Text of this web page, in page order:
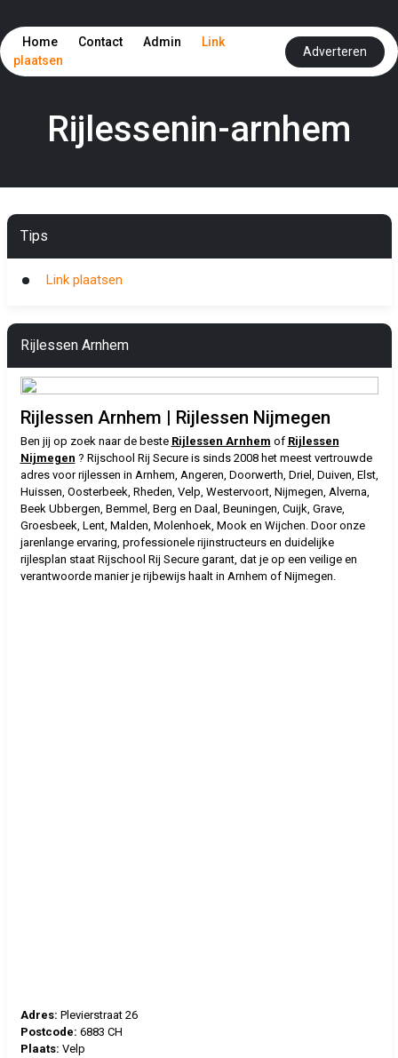
Home Contact Admin
Link
plaatsen
Adverteren
Rijlessenin-arnhem
Tips
Link plaatsen
Rijlessen Arnhem
Rijlessen Arnhem | Rijlessen Nijmegen
Ben jij op zoek naar de beste Rijlessen Arnhem of Rijlessen
Nijmegen ? Rijschool Rij Secure is sinds 2008 het meest vertrouwde
adres voor rijlessen in Arnhem, Angeren, Doorwerth, Driel, Duiven, Elst,
Huissen, Oosterbeek, Rheden, Velp, Westervoort, Nijmegen, Alverna,
Beek Ubbergen, Bemmel, Berg en Daal, Beuningen, Cuijk, Grave,
Groesbeek, Lent, Malden, Molenhoek, Mook en Wijchen. Door onze
jarenlange ervaring, professionele rijinstructeurs en duidelijke
rijlesplan staat Rijschool Rij Secure garant, dat je op een veilige en
verantwoorde manier je rijbewijs haalt in Arnhem of Nijmegen.
Adres: Plevierstraat 26
Postcode: 6883 CH
Plaats: Velp